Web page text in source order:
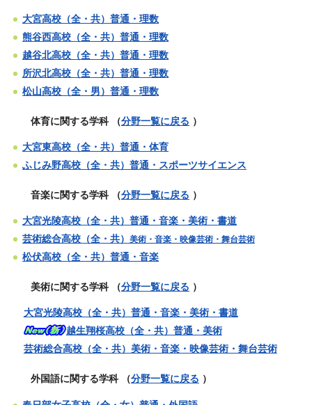
大宮高校（全・共）普通・理数
熊谷西高校（全・共）普通・理数
越谷北高校（全・共）普通・理数
所沢北高校（全・共）普通・理数
松山高校（全・男）普通・理数
体育に関する学科 （分野一覧に戻る ）
大宮東高校（全・共）普通・体育
ふじみ野高校（全・共）普通・スポーツサイエンス
音楽に関する学科 （分野一覧に戻る ）
大宮光陵高校（全・共）普通・音楽・美術・書道
芸術総合高校（全・共） 美術・音楽・映像芸術・舞台芸術
松伏高校（全・共）普通・音楽
美術に関する学科 （分野一覧に戻る ）
大宮光陵高校（全・共）普通・音楽・美術・書道
越生翔桜高校（全・共）普通・美術
芸術総合高校（全・共）美術・音楽・映像芸術・舞台芸術
外国語に関する学科 （分野一覧に戻る ）